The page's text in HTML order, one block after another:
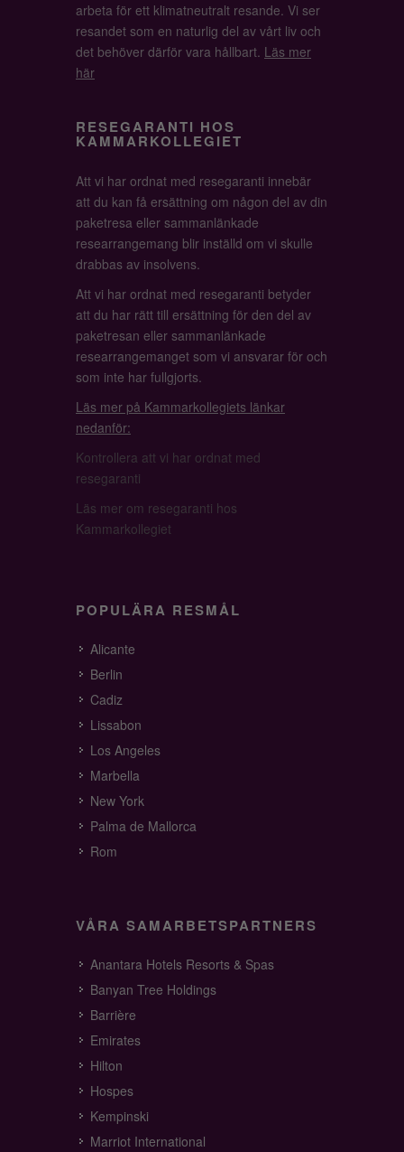
arbeta för ett klimatneutralt resande. Vi ser
resandet som en naturlig del av vårt liv och
det behöver därför vara hållbart. Läs mer
här
RESEGARANTI HOS
KAMMARKOLLEGIET
Att vi har ordnat med resegaranti innebär
att du kan få ersättning om någon del av din
paketresa eller sammanlänkade
researrangemang blir inställd om vi skulle
drabbas av insolvens.
Att vi har ordnat med resegaranti betyder
att du har rätt till ersättning för den del av
paketresan eller sammanlänkade
researrangemanget som vi ansvarar för och
som inte har fullgjorts.
Läs mer på Kammarkollegiets länkar
nedanför:
Kontrollera att vi har ordnat med
resegaranti
Läs mer om resegaranti hos
Kammarkollegiet
POPULÄRA RESMÅL
Alicante
Berlin
Cadiz
Lissabon
Los Angeles
Marbella
New York
Palma de Mallorca
Rom
VÅRA SAMARBETSPARTNERS
Anantara Hotels Resorts & Spas
Banyan Tree Holdings
Barrière
Emirates
Hilton
Hospes
Kempinski
Marriot International